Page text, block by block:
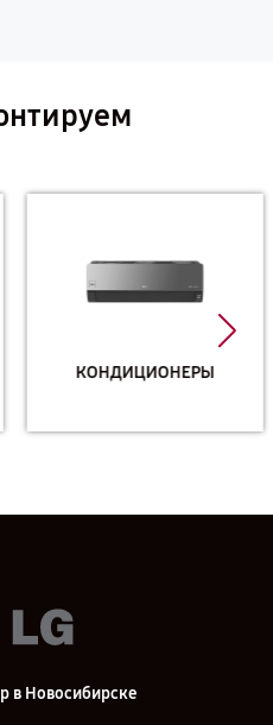
КОНДИЦИОНЕРЫ
в Новосибирске